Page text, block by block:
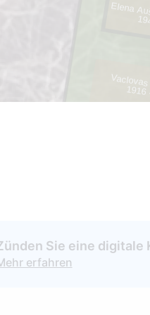
Elena
Sie eine digitale
erfahren